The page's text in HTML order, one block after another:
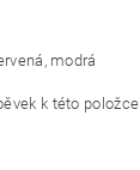
modrá
k této položce.